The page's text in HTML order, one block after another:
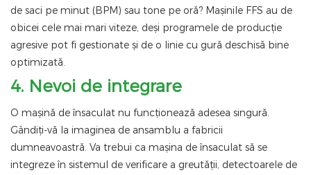
de saci pe minut (BPM) sau tone pe oră? Mașinile FFS au de
obicei cele mai mari viteze, deși programele de producție
agresive pot fi gestionate și de o linie cu gură deschisă bine
optimizată.
4. Nevoi de integrare
O mașină de însaculat nu funcționează adesea singură.
Gândiți-vă la imaginea de ansamblu a fabricii
dumneavoastră. Va trebui ca mașina de însaculat să se
integreze în sistemul de verificare a greutății, detectoarele de